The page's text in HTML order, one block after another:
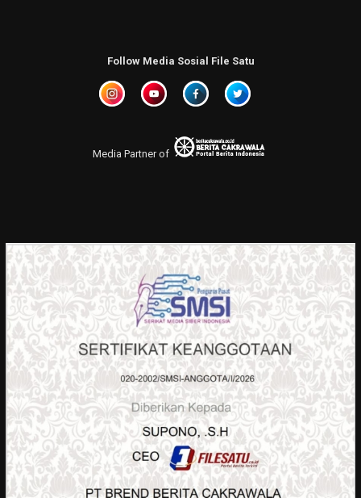
Follow Media Sosial File Satu
Media Partner of